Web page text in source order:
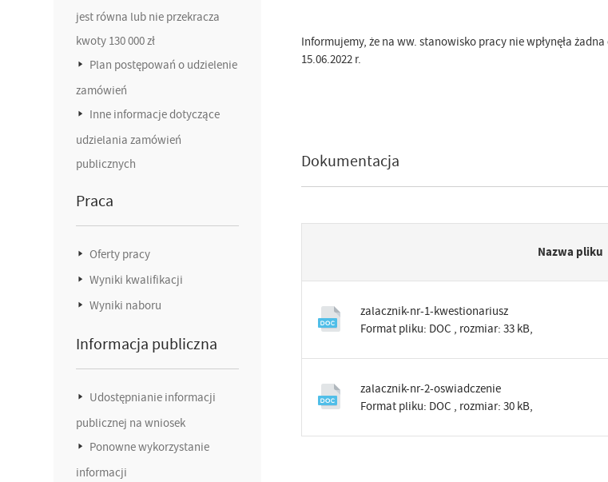
jest równa lub nie przekracza
kwoty 130 000 zł
Plan postępowań o udzielenie
zamówień
Inne informacje dotyczące
udzielania zamówień
publicznych
Praca
Oferty pracy
Wyniki kwalifikacji
Wyniki naboru
Informacja publiczna
Udostępnianie informacji
publicznej na wniosek
Ponowne wykorzystanie
informacji
Informujemy, że na ww. stanowisko pracy nie wpłynęła
15.06.2022 r.
Dokumentacja
Nazwa pliku
zalacznik-nr-1-kwestionariusz
Format pliku: DOC , rozmiar: 33 kB,
zalacznik-nr-2-oswiadczenie
Format pliku: DOC , rozmiar: 30 kB,